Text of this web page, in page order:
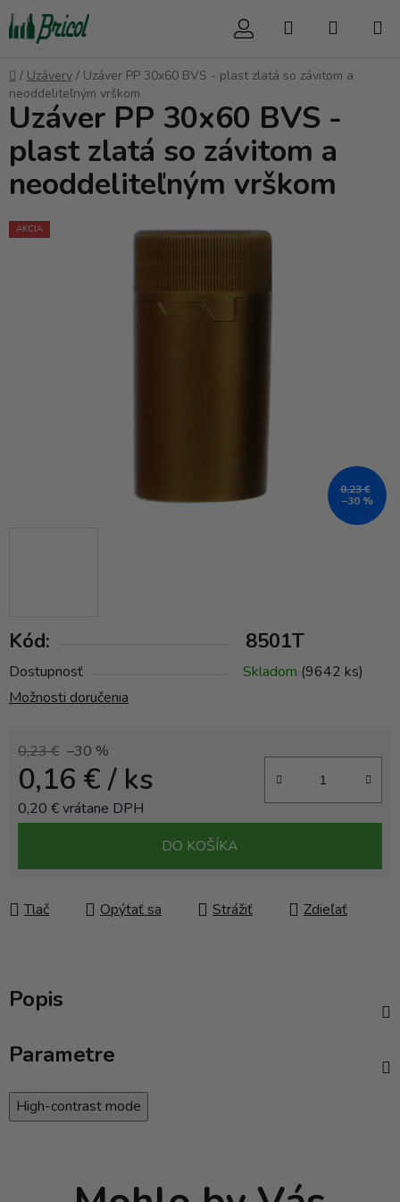
Prejsť
na
obsah
Hľadať
Domov
/ Uzávery / Uzáver PP 30x60 BVS - plast zlatá so závitom a
neoddeliteľným vrškom
Kód: 8501T
Dostupnosť Skladom (9642 ks)
Možnosti doručenia
0,23 € –30 %
0,16 €/ ks
0,20 € vrátane DPH
DO KOŠÍKA
Tlač Opýtať sa Strážiť Zdieľať
Uzáver PP 30x60 BVS -
plast zlatá so závitom a
neoddeliteľným vrškom
AKCIA
0,23 €
–30 %
Popis
Parametre
High-contrast mode